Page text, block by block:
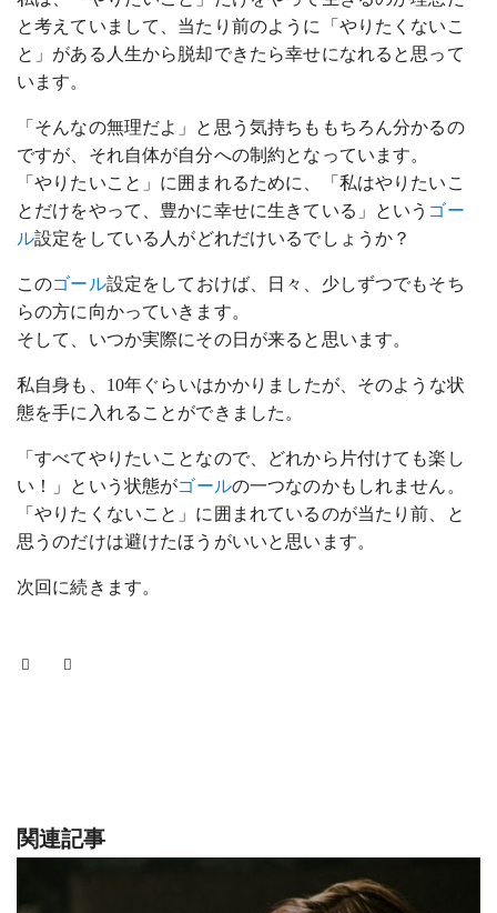
と考えていまして、当たり前のように「やりたくないこ
と」がある人生から脱却できたら幸せになれると思って
います。
「そんなの無理だよ」と思う気持ちももちろん分かるの
ですが、それ自体が自分への制約となっています。
「やりたいこと」に囲まれるために、「私はやりたいこ
とだけをやって、豊かに幸せに生きている」という ゴー
ル設定をしている人がどれだけいるでしょうか？
このゴール設定をしておけば、日々、少しずつでもそち
らの方に向かっていきます。
そして、いつか実際にその日が来ると思います。
私自身も、10年ぐらいはかかりましたが、そのような状
態を手に入れることができました。
「すべてやりたいことなので、どれから片付けても楽し
い！」という状態がゴールの一つなのかもしれません。
「やりたくないこと」に囲まれているのが当たり前、と
思うのだけは避けたほうがいいと思います。
次回に続きます。
関連記事